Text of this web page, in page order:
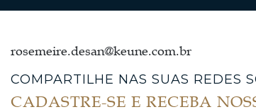
rosemeire.desan@keune.com.br
COMPARTILHE NAS SUAS REDES
CADASTRE-SE E RECEBA